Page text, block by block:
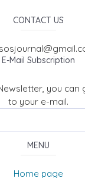
CONTACT US
E-Mail Subscription
you can
to your e-mail.
MENU
Home page